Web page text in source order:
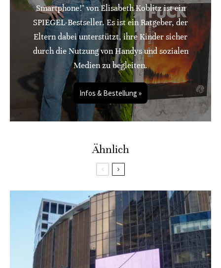
Smartphone!" von Elisabeth Koblitz ist ein
SPIEGEL-Bestseller. Es ist ein Ratgeber, der
Eltern dabei unterstützt, ihre Kinder sicher
durch die Nutzung von Handys und sozialen
Medien zu begleiten.
Infos & Bestellung »
Ähnlich